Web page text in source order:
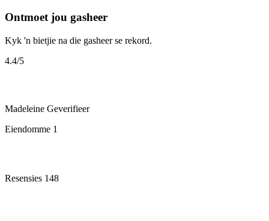
Ontmoet jou gasheer
Kyk 'n bietjie na die gasheer se rekord.
4.4/5
Madeleine Geverifieer
Eiendomme 1
Resensies 148